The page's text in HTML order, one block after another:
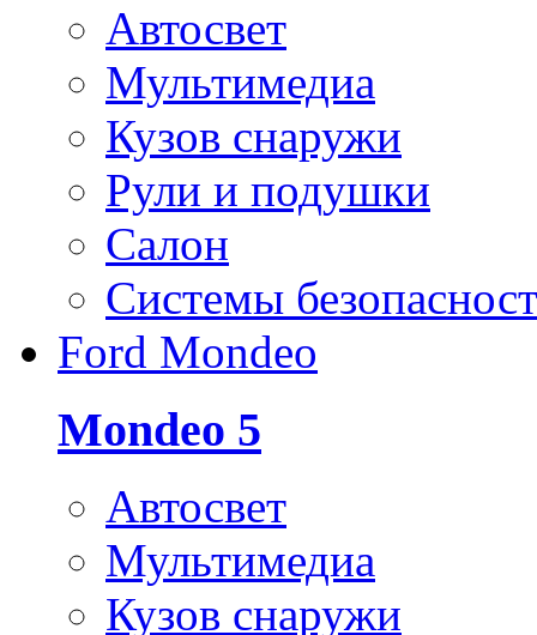
Автосвет
Мультимедиа
Кузов снаружи
Рули и подушки
Салон
Системы
Ford Mondeo
Mondeo 5
Автосвет
Мультимедиа
Кузов снаружи